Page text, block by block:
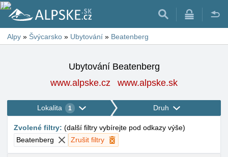
Alpy » Švýcarsko » Ubytování » Beatenberg
Ubytování Beatenberg
www.alpske.cz
www.alpske.sk
Lokalita 1 Druh
Zvolené filtry: (další filtry vybírejte pod odkazy výše)
Beatenberg
Zrušit filtry